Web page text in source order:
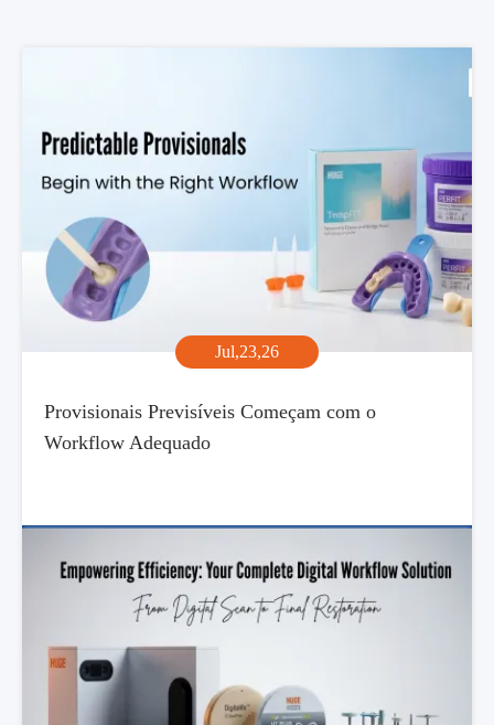
Jul,23,26
Provisionais Previsíveis Começam com o
Workflow Adequado